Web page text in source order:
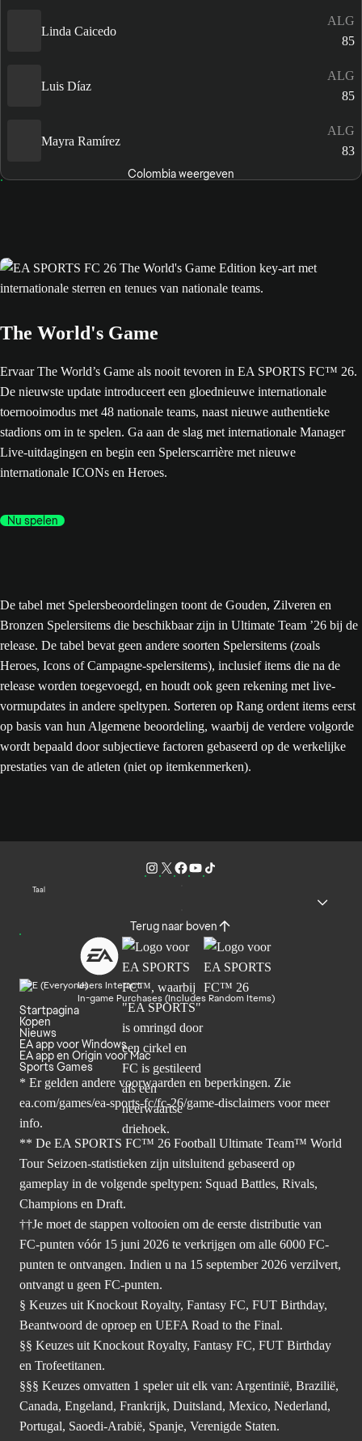
Linda Caicedo
ALG
85
Luis Díaz
ALG
85
Mayra Ramírez
ALG
83
Colombia weergeven
The World's Game
Ervaar The World’s Game als nooit tevoren in EA SPORTS FC™ 26.
De nieuwste update introduceert een gloednieuwe internationale
toernooimodus met 48 nationale teams, naast nieuwe authentieke
stadions om in te spelen. Ga aan de slag met internationale Manager
Live-uitdagingen en begin een Spelerscarrière met nieuwe
internationale ICONs en Heroes.
Nu spelen
De tabel met Spelersbeoordelingen toont de Gouden, Zilveren en
Bronzen Spelersitems die beschikbaar zijn in Ultimate Team ’26 bij de
release. De tabel bevat geen andere soorten Spelersitems (zoals
Heroes, Icons of Campagne-spelersitems), inclusief items die na de
release worden toegevoegd, en houdt ook geen rekening met live-
vormupdates in andere speltypen. Sorteren op Rang ordent items eerst
op basis van hun Algemene beoordeling, waarbij de verdere volgorde
wordt bepaald door subjectieve factoren gebaseerd op de werkelijke
prestaties van de atleten (niet op itemkenmerken).
Taal
Terug naar boven
Users Interact
In-game Purchases (Includes Random Items)
Startpagina
Kopen
Nieuws
EA app voor Windows
EA app en Origin voor Mac
Sports Games
* Er gelden andere voorwaarden en beperkingen. Zie
ea.com/games/ea-sports-fc/fc-26/game-disclaimers voor meer
info.
** De EA SPORTS FC™ 26 Football Ultimate Team™ World
Tour Seizoen-statistieken zijn uitsluitend gebaseerd op
gameplay in de volgende speltypen: Squad Battles, Rivals,
Champions en Draft.
††Je moet de stappen voltooien om de eerste distributie van
FC-punten vóór 15 juni 2026 te verkrijgen om alle 6000 FC-
punten te ontvangen. Indien u na 15 september 2026 verzilvert,
ontvangt u geen FC-punten.
§ Keuzes uit Knockout Royalty, Fantasy FC, FUT Birthday,
Beantwoord de oproep en UEFA Road to the Final.
§§ Keuzes uit Knockout Royalty, Fantasy FC, FUT Birthday
en Trofeetitanen.
§§§ Keuzes omvatten 1 speler uit elk van: Argentinië, Brazilië,
Canada, Engeland, Frankrijk, Duitsland, Mexico, Nederland,
Portugal, Saoedi-Arabië, Spanje, Verenigde Staten.